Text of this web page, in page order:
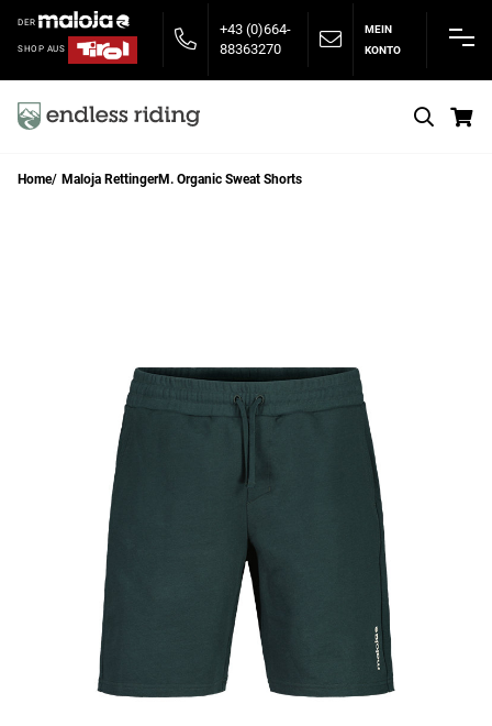
DER
SHOP AUS
+43 (0)664-
88363270
MEIN
KONTO
Home Maloja RettingerM. Organic Sweat Shorts